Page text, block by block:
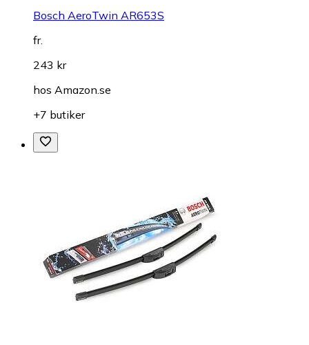
Bosch AeroTwin AR653S
fr.
243 kr
hos Amazon.se
+7 butiker